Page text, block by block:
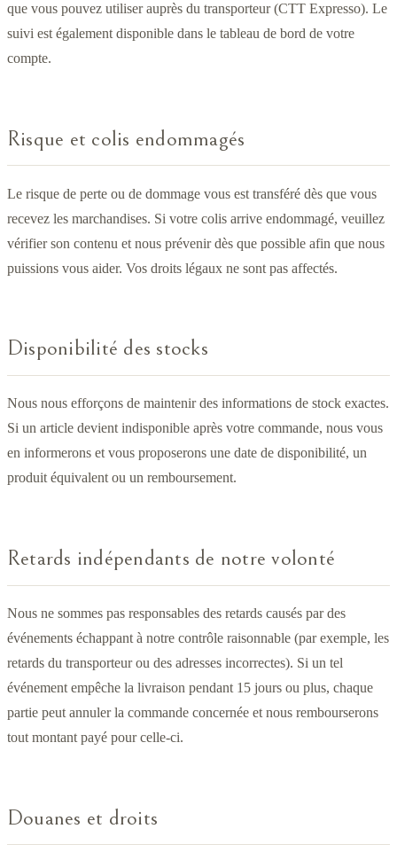
que vous pouvez utiliser auprès du transporteur (CTT Expresso). Le
suivi est également disponible dans le tableau de bord de votre
compte.
Risque et colis endommagés
Le risque de perte ou de dommage vous est transféré dès que vous
recevez les marchandises. Si votre colis arrive endommagé, veuillez
vérifier son contenu et nous prévenir dès que possible afin que nous
puissions vous aider. Vos droits légaux ne sont pas affectés.
Disponibilité des stocks
Nous nous efforçons de maintenir des informations de stock exactes.
Si un article devient indisponible après votre commande, nous vous
en informerons et vous proposerons une date de disponibilité, un
produit équivalent ou un remboursement.
Retards indépendants de notre volonté
Nous ne sommes pas responsables des retards causés par des
événements échappant à notre contrôle raisonnable (par exemple, les
retards du transporteur ou des adresses incorrectes). Si un tel
événement empêche la livraison pendant 15 jours ou plus, chaque
partie peut annuler la commande concernée et nous rembourserons
tout montant payé pour celle-ci.
Douanes et droits